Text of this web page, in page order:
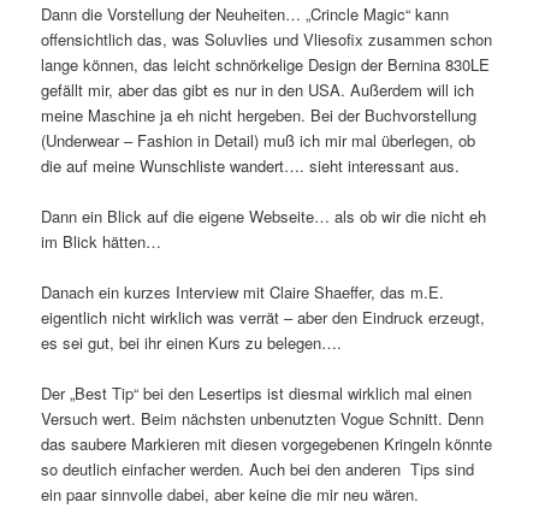
Dann die Vorstellung der Neuheiten… „Crincle Magic“ kann
offensichtlich das, was Soluvlies und Vliesofix zusammen schon
lange können, das leicht schnörkelige Design der Bernina 830LE
gefällt mir, aber das gibt es nur in den USA. Außerdem will ich
meine Maschine ja eh nicht hergeben. Bei der Buchvorstellung
(Underwear – Fashion in Detail) muß ich mir mal überlegen, ob
die auf meine Wunschliste wandert…. sieht interessant aus.
Dann ein Blick auf die eigene Webseite… als ob wir die nicht eh
im Blick hätten…
Danach ein kurzes Interview mit Claire Shaeffer, das m.E.
eigentlich nicht wirklich was verrät – aber den Eindruck erzeugt,
es sei gut, bei ihr einen Kurs zu belegen….
Der „Best Tip“ bei den Lesertips ist diesmal wirklich mal einen
Versuch wert. Beim nächsten unbenutzten Vogue Schnitt. Denn
das saubere Markieren mit diesen vorgegebenen Kringeln könnte
so deutlich einfacher werden. Auch bei den anderen Tips sind
ein paar sinnvolle dabei, aber keine die mir neu wären.